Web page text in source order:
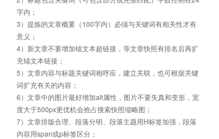
字内；
3）提炼的文章概要（100字内）必须与关键词有相关性才有
意义；
4）新文章不要增加锚文本超链接，等文章快照有排名后再扩
充锚文本链接；
5）文章内容与标题关键词相呼应，建立关联，也可根据关键
词扩充有关的内容；
6）文章中的图片最好增加alt属性，图片不要失真和变形，宽
度大于500px更优机会抢占搜索快照缩略图；
7）文章排版合理、段落分明、段落主题用H标签加强，段落
内容用span或p标签区分；